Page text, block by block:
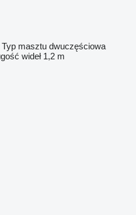
Typ masztu dwuczęściowa
wideł 1,2 m